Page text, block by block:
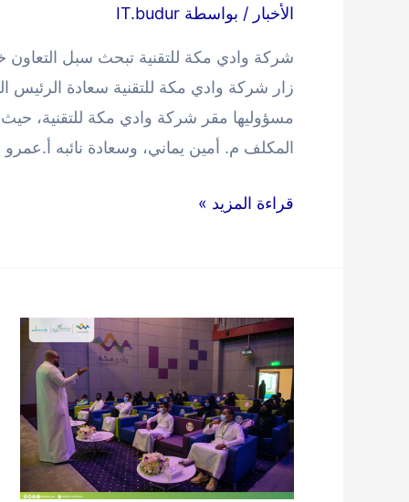
شركة
مختبرات
البرج
المحدودة
الأخبار / بواسطة IT.budur
زار شركة وادي مكة للتقنية سعادة الرئيس
مسؤوليها مقر شركة وادي مكة للتقنية،
المكلف م. أمين يماني، وسعادة نائبه
شركة
تبحث
سبل
التعاون
خلال
زيارة
وفد
قراءة المزيد »